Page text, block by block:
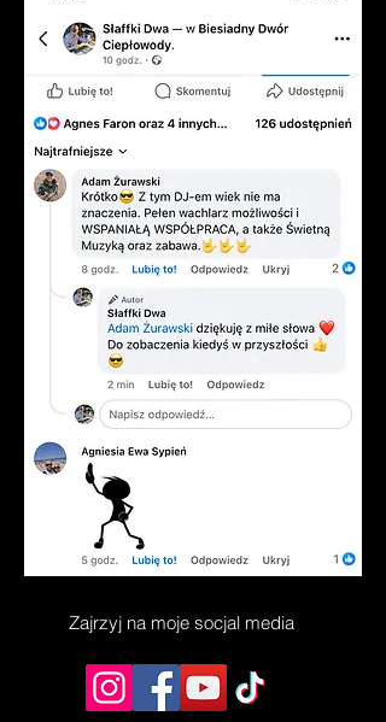
Zajrzyj na moje socjal media